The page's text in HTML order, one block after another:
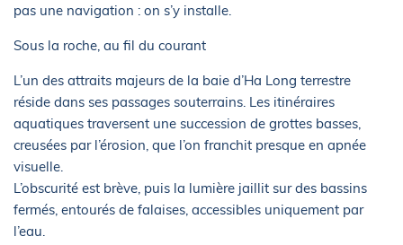
pas une navigation : on s’y installe.
Sous la roche, au fil du courant
L’un des attraits majeurs de la baie d’Ha Long terrestre
réside dans ses passages souterrains. Les itinéraires
aquatiques traversent une succession de grottes basses,
creusées par l’érosion, que l’on franchit presque en apnée
visuelle.
L’obscurité est brève, puis la lumière jaillit sur des bassins
fermés, entourés de falaises, accessibles uniquement par
l’eau.